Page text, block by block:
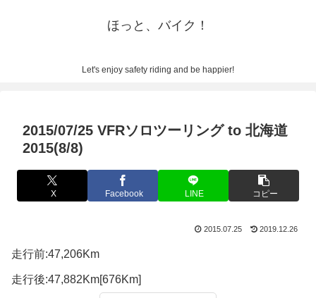
ほっと、バイク！
Let's enjoy safety riding and be happier!
2015/07/25 VFRソロツーリング to 北海道
2015(8/8)
X Facebook LINE コピー
2015.07.25 2019.12.26
走行前:47,206Km
走行後:47,882Km[676Km]